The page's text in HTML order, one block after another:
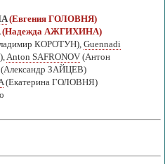
(Евгения ГОЛОВНЯ)
(Надежда АЖГИХИНА)
КОРОТУН), Guennadi
Anton SAFRONOV (Антон
(Александр ЗАЙЦЕВ)
(Екатерина ГОЛОВНЯ)